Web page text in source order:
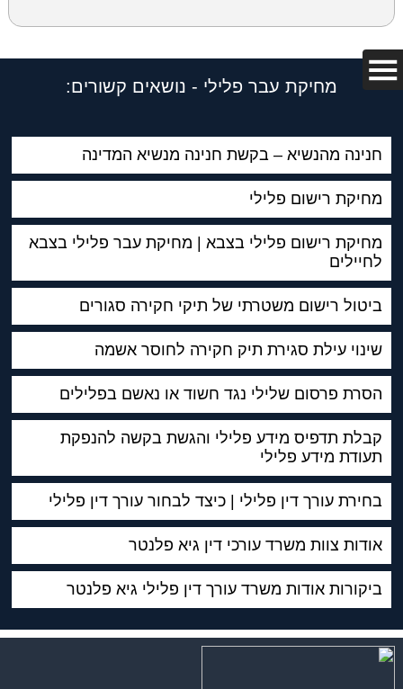
מחיקת עבר פלילי - נושאים קשורים:
חנינה מהנשיא – בקשת חנינה מנשיא המדינה
מחיקת רישום פלילי
מחיקת רישום פלילי בצבא | מחיקת עבר פלילי בצבא
לחיילים
ביטול רישום משטרתי של תיקי חקירה סגורים
שינוי עילת סגירת תיק חקירה לחוסר אשמה
הסרת פרסום שלילי נגד חשוד או נאשם בפלילים
קבלת תדפיס מידע פלילי והגשת בקשה להנפקת
תעודת מידע פלילי
בחירת עורך דין פלילי | כיצד לבחור עורך דין פלילי
אודות צוות משרד עורכי דין גיא פלנטר
ביקורות אודות משרד עורך דין פלילי גיא פלנטר